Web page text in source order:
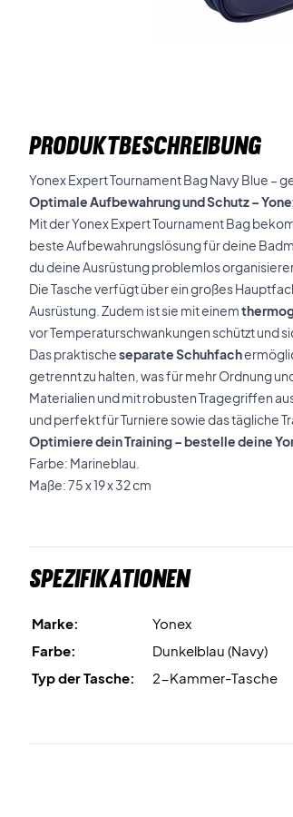
PRODUKTBESCHREIBUNG
Yonex Expert Tournament Bag Navy Blue –
Optimale Aufbewahrung und Schutz –
Mit der Yonex Expert Tournament Bag
beste Aufbewahrungslösung für deine
du deine Ausrüstung problemlos
Die Tasche verfügt über ein großes
Ausrüstung. Zudem ist sie mit einem
vor Temperaturschwankungen schützt und
Das praktischeseparate Schuhfach
getrennt zu halten, was für mehr Ordnung
Materialien und mit robusten Tragegriffen
und perfekt für Turniere sowie das tägliche
Optimiere dein Training – bestelle deine
Farbe: Marineblau.
Maße: 75 x 19 x 32 cm
Spezifikationen
Marke:
Yonex
Farbe:
Dunkelblau (Navy)
Typ der Tasche:
2-Kammer-Tasche